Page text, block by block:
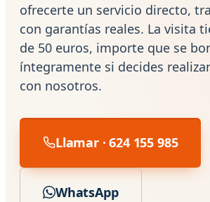
ofrecerte un servicio directo,
con garantías reales. La visita
de 50 euros, importe que se
íntegramente si decides
con nosotros.
Llamar · 624 155 985
WhatsApp